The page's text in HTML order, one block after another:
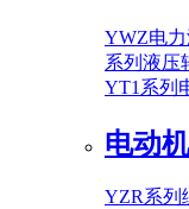
YWZ电
系列液压
YT1系列
电动机
YZR系列